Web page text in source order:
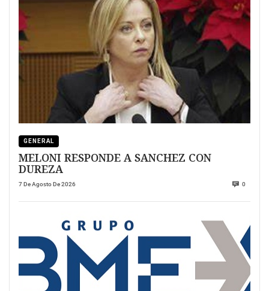
GENERAL
MELONI RESPONDE A SANCHEZ CON
DUREZA
7 De Agosto De 2026 0